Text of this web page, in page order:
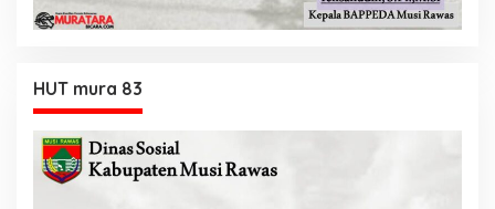
HUT mura 83